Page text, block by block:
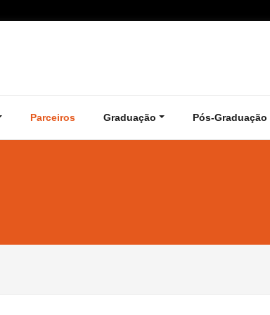
Parceiros Graduação Pós-Graduação